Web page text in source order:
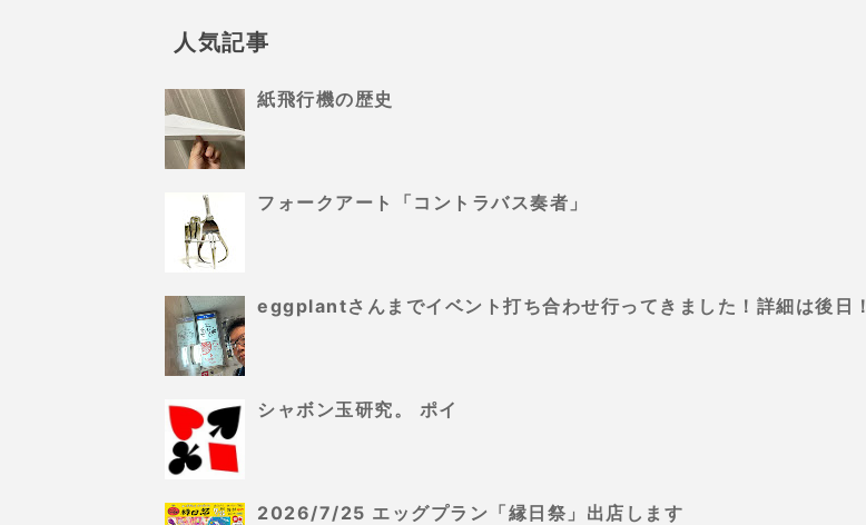
人気記事
紙飛行機の歴史
フォークアート「コントラバス奏者」
eggplantさんまでイベント打ち合わせ行ってきました！詳細は後日！
シャボン玉研究。 ポイ
2026/7/25 エッグプラン「縁日祭」出店します